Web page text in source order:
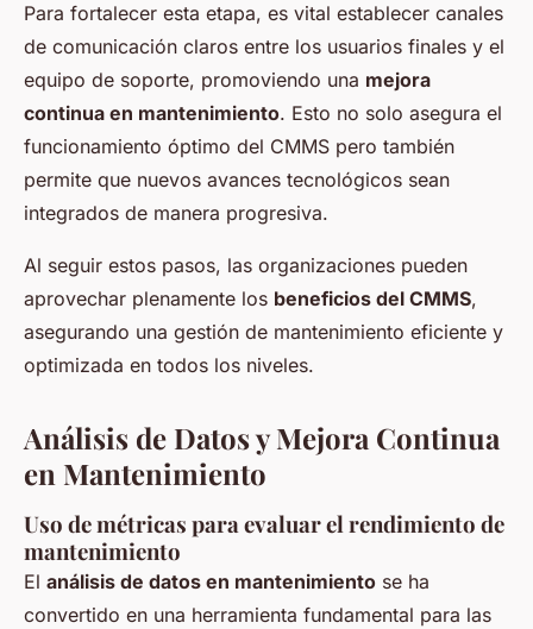
Para fortalecer esta etapa, es vital establecer canales
de comunicación claros entre los usuarios finales y el
equipo de soporte, promoviendo una mejora
continua en mantenimiento. Esto no solo asegura el
funcionamiento óptimo del CMMS pero también
permite que nuevos avances tecnológicos sean
integrados de manera progresiva.
Al seguir estos pasos, las organizaciones pueden
aprovechar plenamente los beneficios del CMMS,
asegurando una gestión de mantenimiento eficiente y
optimizada en todos los niveles.
Análisis de Datos y Mejora Continua
en Mantenimiento
Uso de métricas para evaluar el rendimiento de
mantenimiento
El análisis de datos en mantenimiento se ha
convertido en una herramienta fundamental para las